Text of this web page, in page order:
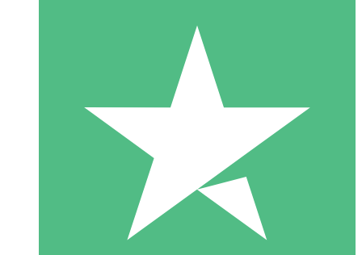
Pacchetti di Crediti Individuali
Paga a consumo con crediti di download. Nessun impegno
1 Download
10